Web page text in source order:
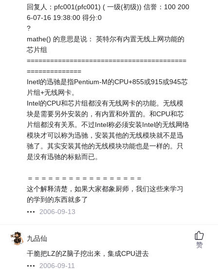
回复人：pfc001(pfc001) ( 一级(初级)) 信誉：100 200
6-07-16 19:38:00 得分:0
?
mathe() 的意思是说： 英特尔有内置无线上网功能的
芯片组
=========================================
==============
Inetl的迅驰是指Pentium-M的CPU+855或915或945芯
片组+无线网卡。
Intel的CPU和芯片组都没有无线网卡的功能。无线模
块是需要另外安装的，有内置和外置的。和CPU和芯
片组都没有关系。不过Intel称必须安装Intel的无线网络
模块才可以称为迅驰，安装其他的无线模块就不是迅
驰了。其实安装其他的无线模块功能也是一样的。只
是没有迅驰的标贴而已。
＝＝＝＝＝＝＝＝＝＝＝＝＝＝＝＝＝
这个解释清楚，如果大家都象厨师，我们这些来学习
的学到的东西就多了
2006-09-13
九品仙
干脆把LZ的Z脑子挖出来，集成CPU进去
2006-09-11
赞